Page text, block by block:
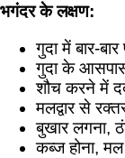
भगंदर के लक्षण:
गुदा में बार-
गुदा के
शौच करने में
मलद्वार से
बुखार लगना,
कब्ज होना, मल